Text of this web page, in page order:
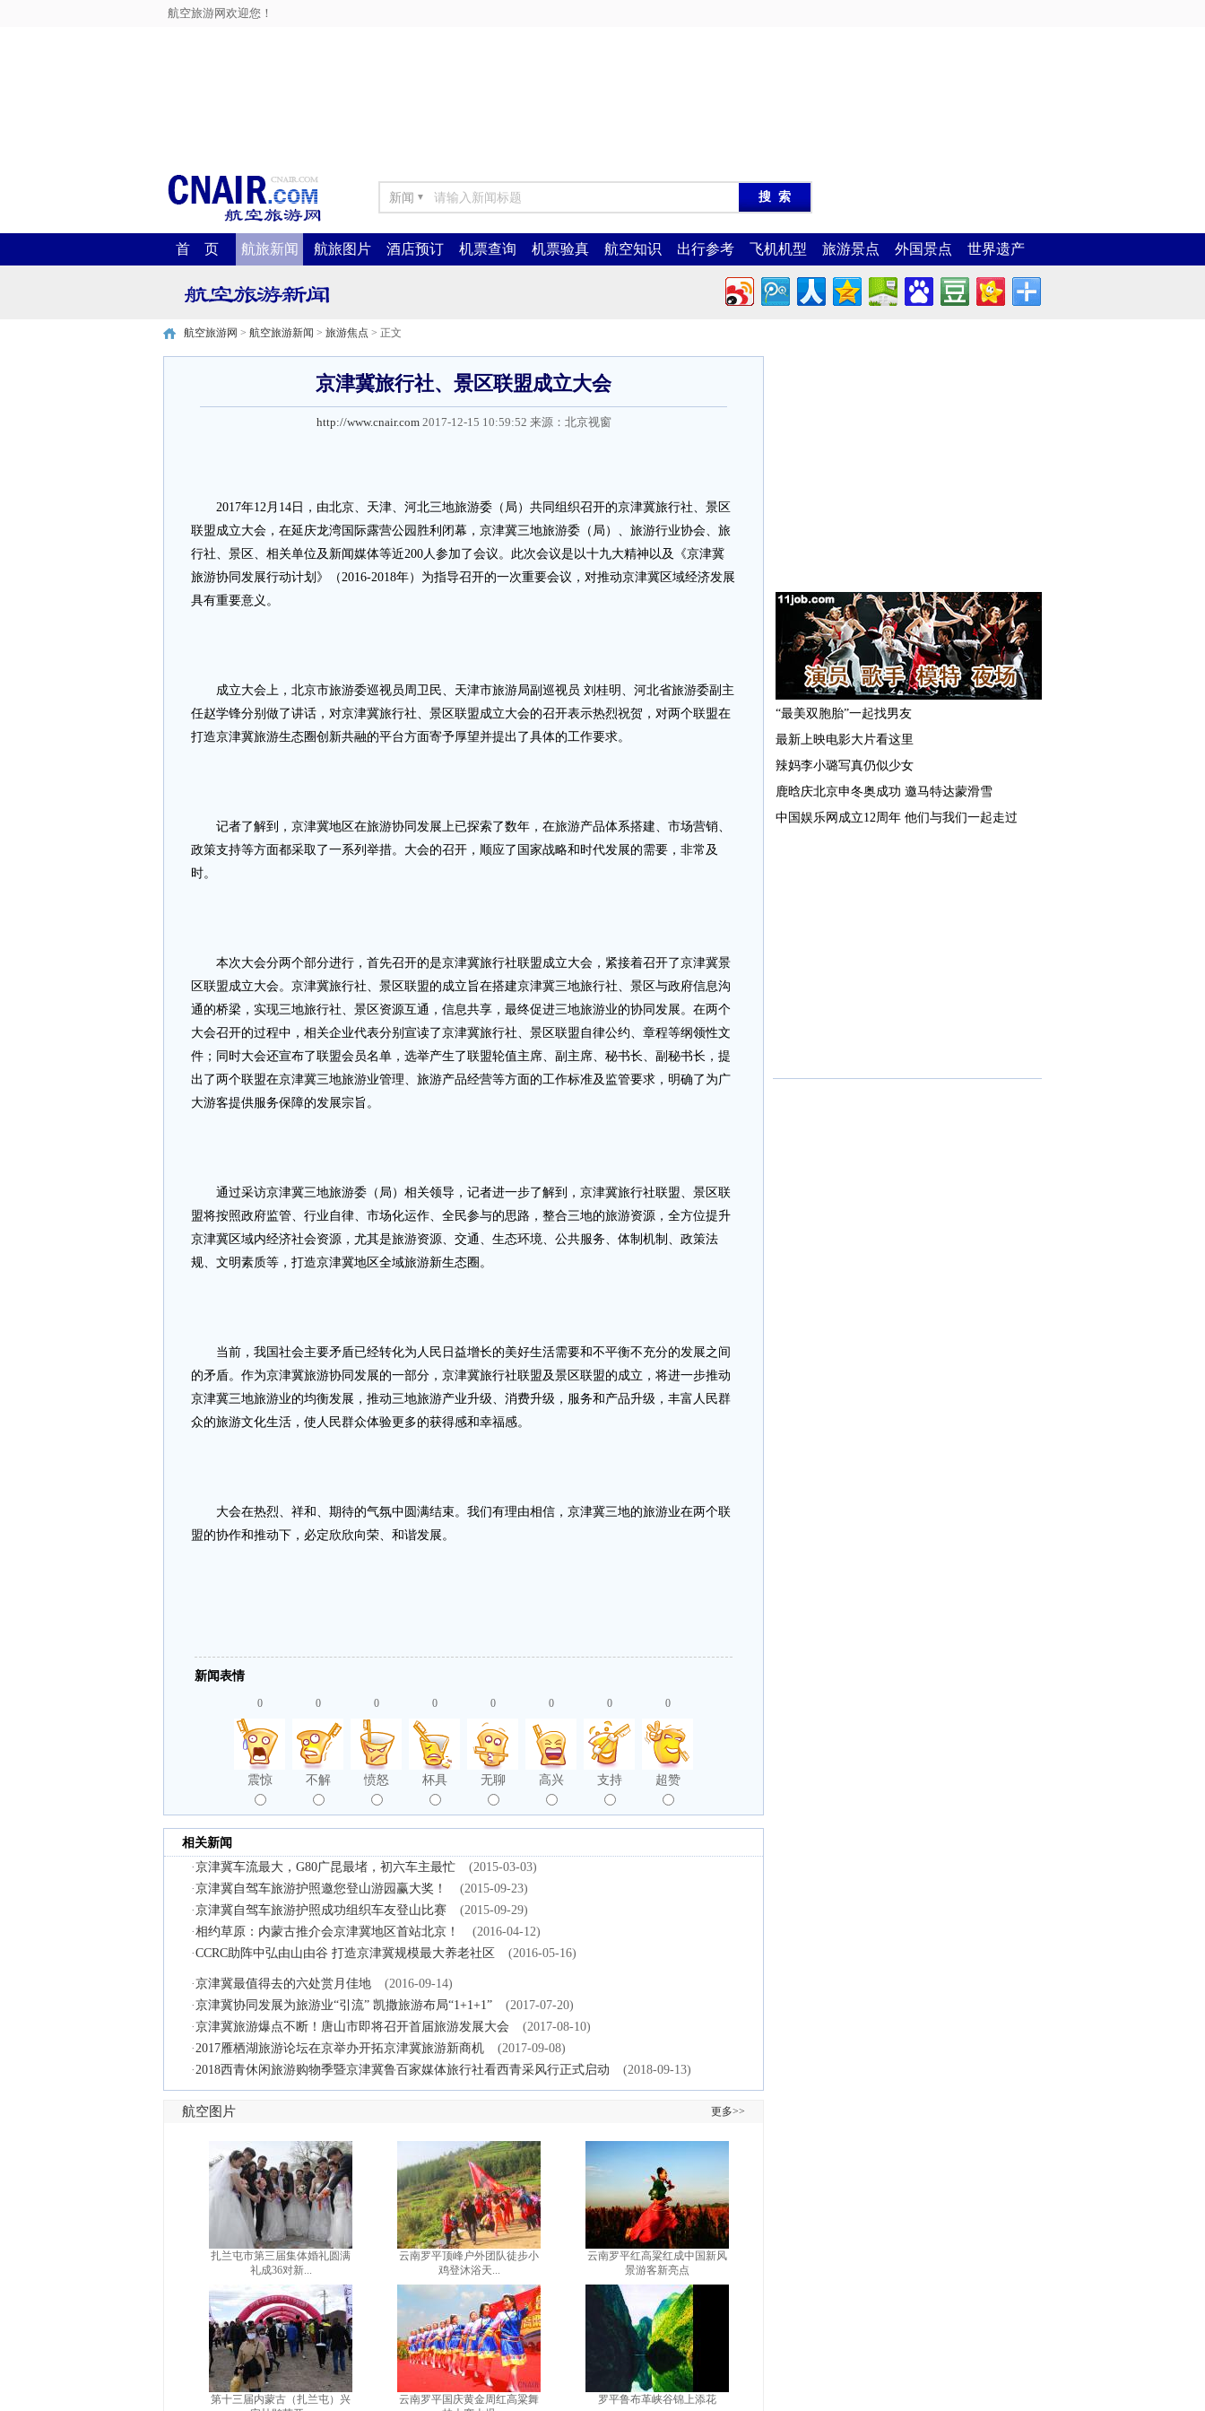
航空旅游网欢迎您！
新闻 ▼
首 页 航旅新闻 航旅图片 酒店预订 机票查询 机票验真 航空知识 出行参考 飞机机型 旅游景点 外国景点 世界遗产
航空旅游网 > 航空旅游新闻 > 旅游焦点 > 正文
京津冀旅行社、景区联盟成立大会
http://www.cnair.com 2017-12-15 10:59:52 来源： 北京视窗
2017年12月14日，由北京、天津、河北三地旅游委（局）共同组织召开的京津冀旅行社、景区
联盟成立大会，在延庆龙湾国际露营公园胜利闭幕，京津冀三地旅游委（局）、旅游行业协会、旅
行社、景区、相关单位及新闻媒体等近200人参加了会议。此次会议是以十九大精神以及《京津冀
旅游协同发展行动计划》（2016-2018年）为指导召开的一次重要会议，对推动京津冀区域经济发展
具有重要意义。
成立大会上，北京市旅游委巡视员周卫民、天津市旅游局副巡视员 刘桂明、河北省旅游委副主
任赵学锋分别做了讲话，对京津冀旅行社、景区联盟成立大会的召开表示热烈祝贺，对两个联盟在
打造京津冀旅游生态圈创新共融的平台方面寄予厚望并提出了具体的工作要求。
记者了解到，京津冀地区在旅游协同发展上已探索了数年，在旅游产品体系搭建、市场营销、
政策支持等方面都采取了一系列举措。大会的召开，顺应了国家战略和时代发展的需要，非常及
时。
本次大会分两个部分进行，首先召开的是京津冀旅行社联盟成立大会，紧接着召开了京津冀景
区联盟成立大会。京津冀旅行社、景区联盟的成立旨在搭建京津冀三地旅行社、景区与政府信息沟
通的桥梁，实现三地旅行社、景区资源互通，信息共享，最终促进三地旅游业的协同发展。在两个
大会召开的过程中，相关企业代表分别宣读了京津冀旅行社、景区联盟自律公约、章程等纲领性文
件；同时大会还宣布了联盟会员名单，选举产生了联盟轮值主席、副主席、秘书长、副秘书长，提
出了两个联盟在京津冀三地旅游业管理、旅游产品经营等方面的工作标准及监管要求，明确了为广
大游客提供服务保障的发展宗旨。
通过采访京津冀三地旅游委（局）相关领导，记者进一步了解到，京津冀旅行社联盟、景区联
盟将按照政府监管、行业自律、市场化运作、全民参与的思路，整合三地的旅游资源，全方位提升
京津冀区域内经济社会资源，尤其是旅游资源、交通、生态环境、公共服务、体制机制、政策法
规、文明素质等，打造京津冀地区全域旅游新生态圈。
当前，我国社会主要矛盾已经转化为人民日益增长的美好生活需要和不平衡不充分的发展之间
的矛盾。作为京津冀旅游协同发展的一部分，京津冀旅行社联盟及景区联盟的成立，将进一步推动
京津冀三地旅游业的均衡发展，推动三地旅游产业升级、消费升级，服务和产品升级，丰富人民群
众的旅游文化生活，使人民群众体验更多的获得感和幸福感。
大会在热烈、祥和、期待的气氛中圆满结束。我们有理由相信，京津冀三地的旅游业在两个联
盟的协作和推动下，必定欣欣向荣、和谐发展。
新闻表情
0
震惊
0
不解
0
愤怒
0
杯具
0
无聊
0
高兴
0
支持
0
超赞
相关新闻
·京津冀车流最大，G80广昆最堵，初六车主最忙
(2015-03-03)
·京津冀自驾车旅游护照邀您登山游园赢大奖！
(2015-09-23)
·京津冀自驾车旅游护照成功组织车友登山比赛
(2015-09-29)
·相约草原：内蒙古推介会京津冀地区首站北京！
(2016-04-12)
·CCRC助阵中弘由山由谷 打造京津冀规模最大养老社区 (2016-05-16)
·京津冀最值得去的六处赏月佳地
(2016-09-14)
·京津冀协同发展为旅游业“引流” 凯撒旅游布局“1+1+1”
(2017-07-20)
·京津冀旅游爆点不断！唐山市即将召开首届旅游发展大会
(2017-08-10)
·2017雁栖湖旅游论坛在京举办开拓京津冀旅游新商机
(2017-09-08)
·2018西青休闲旅游购物季暨京津冀鲁百家媒体旅行社看西青采风行正式启动 (2018-09-13)
航空图片 更多>>
扎兰屯市第三届集体婚礼圆满
礼成36对新...
第十三届内蒙古（扎兰屯）兴
云南罗平顶峰户外团队徒步小
鸡登沐浴天...
云南罗平国庆黄金周红高粱舞
云南罗平红高粱红成中国新风
景游客新亮点
罗平鲁布革峡谷锦上添花